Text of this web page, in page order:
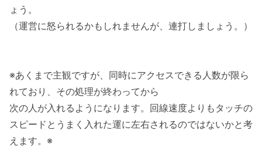
ょう。
（運営に怒られるかもしれませんが、連打しましょう。）
※あくまで主観ですが、同時にアクセスできる人数が限ら
れており、その処理が終わってから
次の人が入れるようになります。回線速度よりもタッチの
スピードとうまく入れた運に左右されるのではないかと考
えます。※